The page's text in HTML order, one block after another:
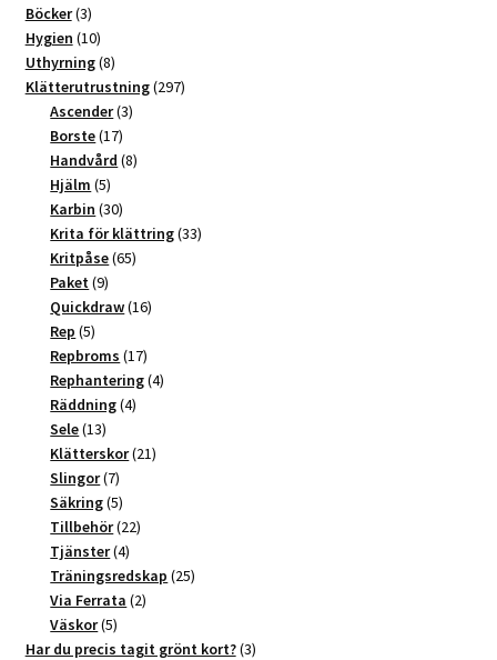
produkter
Böcker 33
produkter
Hygien 1010
produkter
Uthyrning 88
produkter
Klätterutrustning 297297
Ascender 33
Borste 1717
produkter
Handvård 88
Hjälm 55
produkter
Karbin 3030
produkter
Krita för klättring 3333
Kritpåse 6565
Paket 99
produkter
Quickdraw 1616
Rep 55
produkter
Repbroms 1717
produkter
Rephantering 44
Räddning 44
Sele 1313
produkter
Klätterskor 2121
Slingor 77
produkter
Säkring 55
produkter
Tillbehör 2222
Tjänster 44
produkter
Träningsredskap 2525
Via Ferrata 22
Väskor 55
produkter
Har du precis tagit grönt kort? 33